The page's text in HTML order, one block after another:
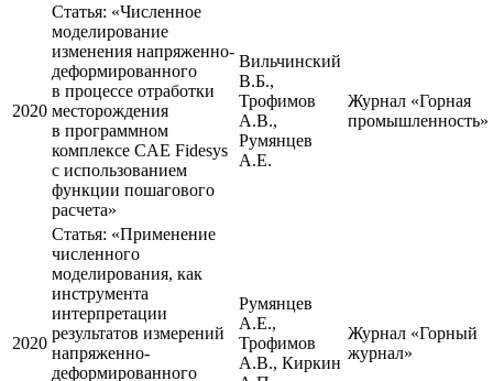
2020
Статья: «Численное
моделирование
изменения напряженно-
деформированного
в процессе отработки
месторождения
в программном
комплексе CAE Fidesys
с использованием
функции пошагового
расчета»
Вильчинский
В.Б.,
Трофимов
А.В.,
Румянцев
А.Е.
Журнал «Горная
промышленность»
2020
Статья: «Применение
численного
моделирования, как
инструмента
интерпретации
результатов измерений
напряженно-
деформированного
Румянцев
А.Е.,
Трофимов
А.В., Киркин
Журнал «Горный
журнал»